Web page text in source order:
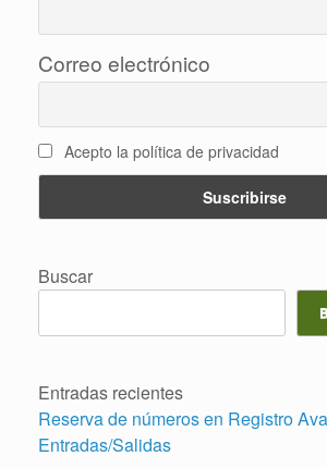
Correo electrónico
Acepto la política de privacidad
Buscar
Entradas recientes
Reserva de números en Registro
Entradas/Salidas